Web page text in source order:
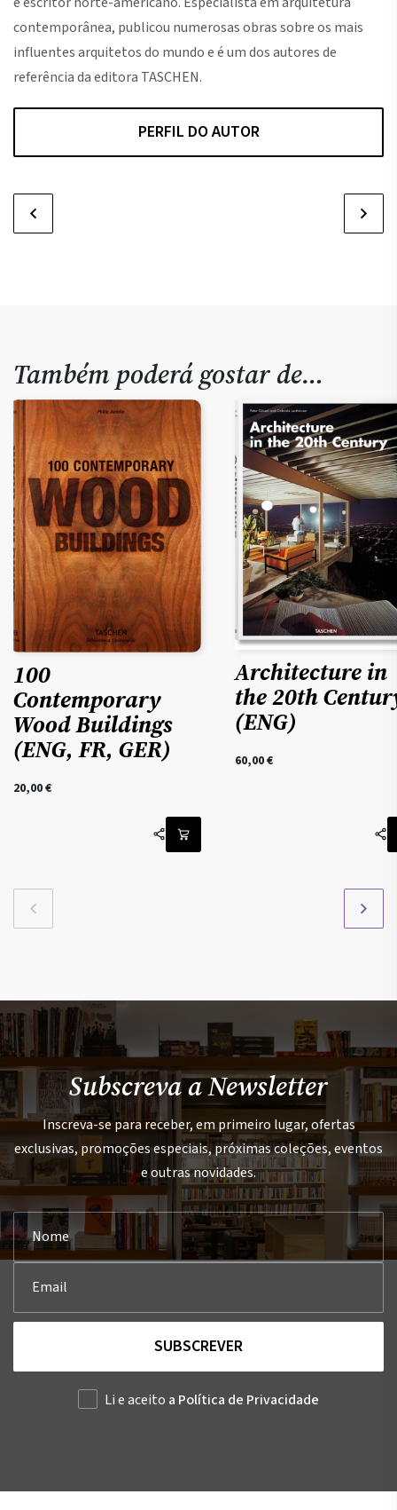
contemporânea, publicou numerosas obras sobre os mais
influentes arquitetos do mundo e é um dos autores de
referência da editora TASCHEN.
PERFIL DO AUTOR
Também poderá gostar de…
100
Contemporary
Wood Buildings
(ENG, FR, GER)
20,00€
Architecture in
the 20th
(ENG)
60,00€
Subscreva a Newsletter
Inscreva-se para receber, em primeiro lugar, ofertas
exclusivas, promoções especiais, próximas coleções, eventos
e outras novidades.
SUBSCREVER
Li e aceito a Política de Privacidade